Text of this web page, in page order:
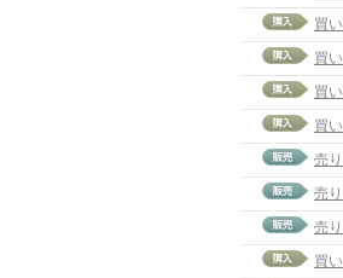
買
買
買
売
売
買